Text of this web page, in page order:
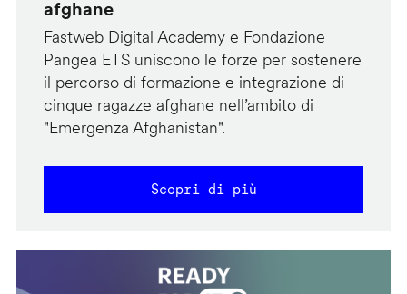
afghane
Fastweb Digital Academy e Fondazione
Pangea ETS uniscono le forze per sostenere
il percorso di formazione e integrazione di
cinque ragazze afghane nell’ambito di
"Emergenza Afghanistan".
Scopri di più